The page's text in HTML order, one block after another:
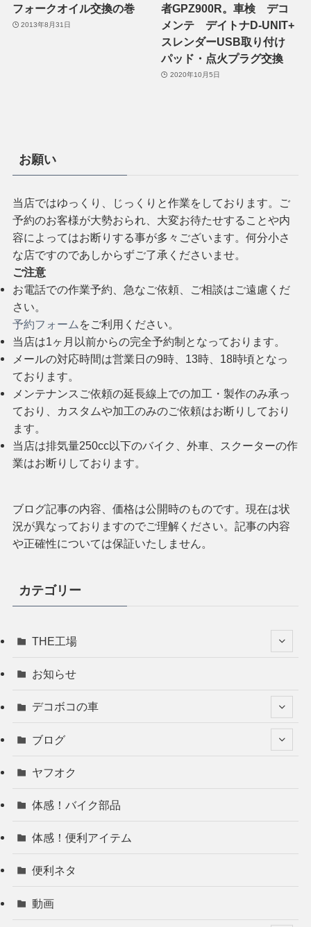
フォークオイル交換の巻
2013年8月31日
者GPZ900R。車検 デコ
メンテ デイトナD-UNIT+
スレンダーUSB取り付け
パッド・点火プラグ交換
2020年10月5日
お願い
当店ではゆっくり、じっくりと作業をしております。ご
予約のお客様が大勢おられ、大変お待たせすることや内
容によってはお断りする事が多々ございます。何分小さ
な店ですのであしからずご了承くださいませ。
ご注意
お電話での作業予約、急なご依頼、ご相談はご遠慮くだ
さい。
予約フォーム をご利用ください。
当店は1ヶ月以前からの完全予約制となっております。
メールの対応時間は営業日の9時、13時、18時頃となっ
ております。
メンテナンスご依頼の延長線上での加工・製作のみ承っ
ており、カスタムや加工のみのご依頼はお断りしており
ます。
当店は排気量250cc以下のバイク、外車、スクーターの作
業はお断りしております。
ブログ記事の内容、価格は公開時のものです。現在は状
況が異なっておりますのでご理解ください。記事の内容
や正確性については保証いたしません。
カテゴリー
THE工場
お知らせ
デコボコの車
ブログ
ヤフオク
体感！バイク部品
体感！便利アイテム
便利ネタ
動画